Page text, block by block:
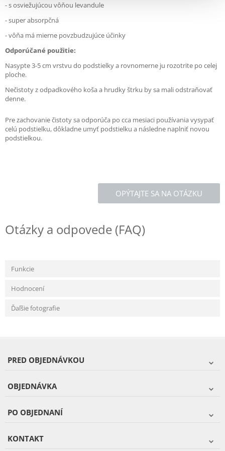
- s osviežujúcou vôňou levandule
- super absorpčná
- vôňa má mierne povzbudzujúce účinky
Odporúčané použitie:
Nasypte 3-5 cm vrstvu do podstielky a rovnomerne ju rozotrite po celej
ploche.
Nečistoty z odpadkového koša a hrudky štrku by sa mali odstraňovať
denne.
Pre zachovanie čistoty sa odporúča po cca mesiaci používania vysypať
celú podstielku, dôkladne umyť podstielku a následne naplniť novou
podstielkou.
OPÝTAJTE SA NA OTÁZKU
Otázky a odpovede (FAQ)
Funkcie
Hodnocení
Ďaľšie fotografie
PRED OBJEDNÁVKOU
OBJEDNÁVKA
PO OBJEDNANÍ
KONTAKT